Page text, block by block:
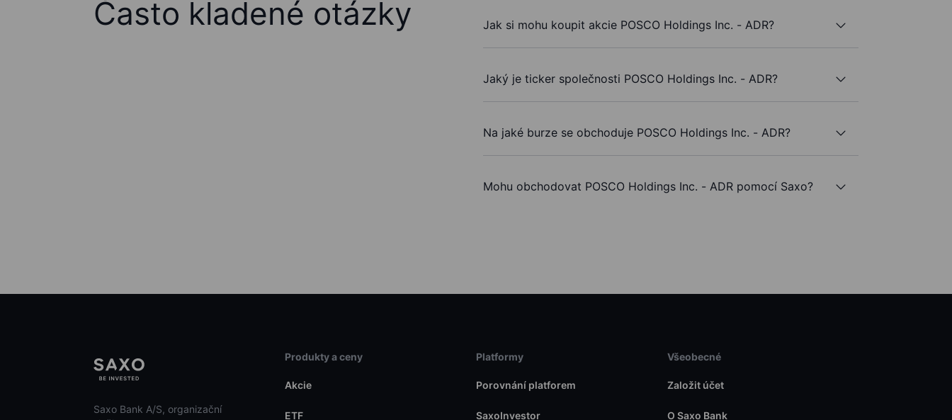
Často kladené otázky Jak si mohu koupit akcie POSCO Holdings Inc. - ADR?
Jaký je ticker společnosti POSCO Holdings Inc. - ADR?
Na jaké burze se obchoduje POSCO Holdings Inc. - ADR?
Mohu obchodovat POSCO Holdings Inc. - ADR pomocí Saxo?
Saxo Bank A/S, organizační
Produkty a ceny
Akcie
ETF
Platformy
Porovnání platforem
SaxoInvestor
Všeobecné
Založit účet
O Saxo Bank